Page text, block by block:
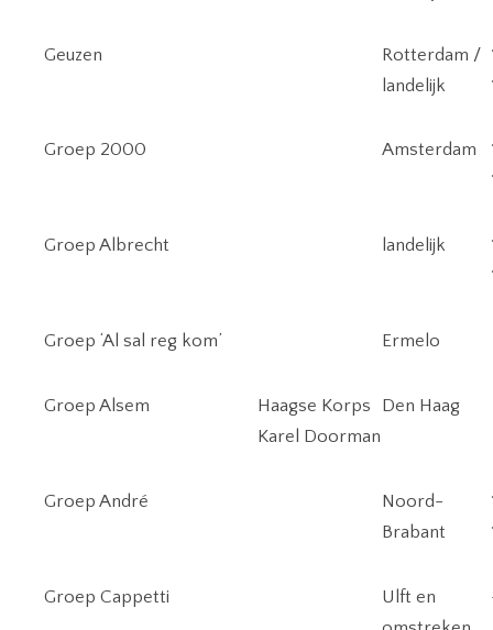
Geuzen
Rotterdam /
landelijk
Groep 2000 Amsterdam
Groep Albrecht landelijk
Groep ‘Al sal reg kom’ Ermelo
Groep Alsem
Haagse Korps
Karel Doorman
Den Haag
Groep André
Noord-
Brabant
Groep Cappetti
Ulft en